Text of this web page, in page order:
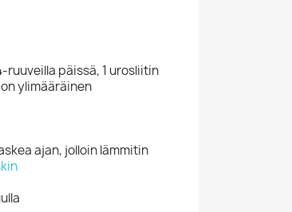
päissä, 1 urosliitin
ylimääräinen
ajan, jolloin lämmitin